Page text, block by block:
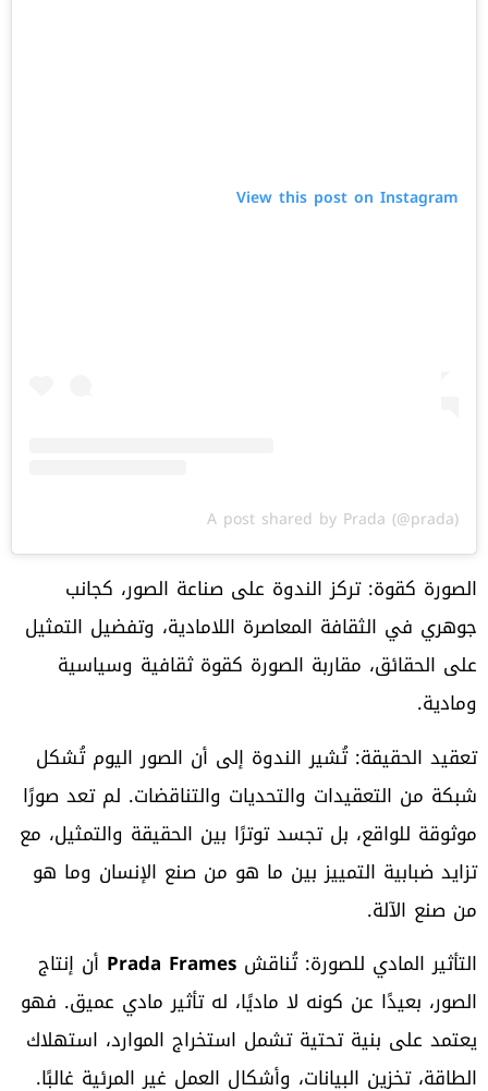
View this post on Instagram
A post shared by Prada (@prada)
الصورة كقوة: تركز الندوة على صناعة الصور، كجانب
جوهري في الثقافة المعاصرة اللامادية، وتفضيل التمثيل
على الحقائق، مقاربة الصورة كقوة ثقافية وسياسية
ومادية.
تعقيد الحقيقة: تُشير الندوة إلى أن الصور اليوم تُشكل
شبكة من التعقيدات والتحديات والتناقضات. لم تعد صورًا
موثوقة للواقع، بل تجسد توترًا بين الحقيقة والتمثيل، مع
تزايد ضبابية التمييز بين ما هو من صنع الإنسان وما هو
من صنع الآلة.
التأثير المادي للصورة: تُناقش Prada Frames أن إنتاج
الصور، بعيدًا عن كونه لا ماديًا، له تأثير مادي عميق. فهو
يعتمد على بنية تحتية تشمل استخراج الموارد، استهلاك
الطاقة، تخزين البيانات، وأشكال العمل غير المرئية غالبًا.